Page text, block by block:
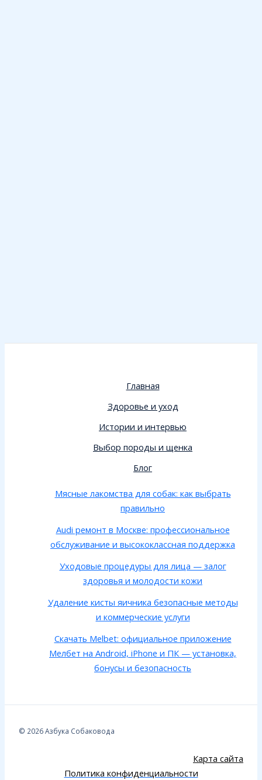
Главная
Здоровье и уход
Истории и интервью
Выбор породы и щенка
Блог
Мясные лакомства для собак: как выбрать
правильно
Audi ремонт в Москве: профессиональное
обслуживание и высококлассная поддержка
Уходовые процедуры для лица — залог
здоровья и молодости кожи
Удаление кисты яичника безопасные методы
и коммерческие услуги
Скачать Melbet: официальное приложение
Мелбет на Android, iPhone и ПК — установка,
бонусы и безопасность
© 2026 Азбука Собаковода
Карта сайта
Политика конфиденциальности